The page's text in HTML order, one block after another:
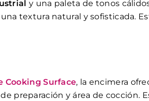
y una paleta de tonos
textura natural y sofisticada.
Cooking Surface, la encimera
preparación y área de cocción.